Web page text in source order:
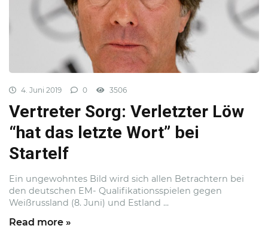
4. Juni 2019 0 3506
Vertreter Sorg: Verletzter Löw
“hat das letzte Wort” bei
Startelf
Ein ungewohntes Bild wird sich allen Betrachtern bei
den deutschen EM- Qualifikationsspielen gegen
Weißrussland (8. Juni) und Estland ...
Read more »